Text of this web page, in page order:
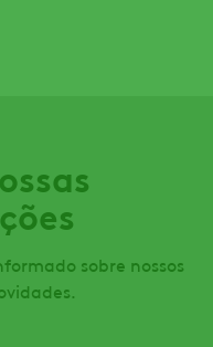
sobre nossos